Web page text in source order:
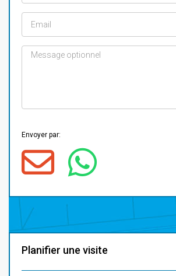
Envoyer par:
Planifier une visite